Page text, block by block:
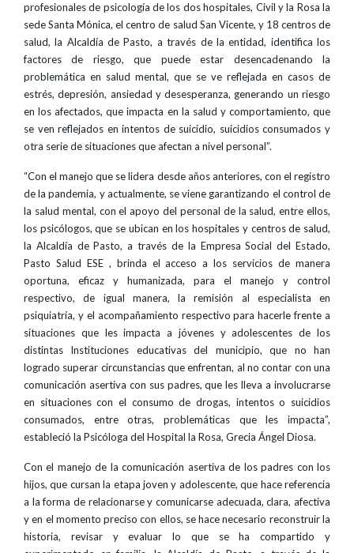
profesionales de psicología de los dos hospitales, Civil y la Rosa la
sede Santa Mónica, el centro de salud San Vicente, y 18 centros de
salud, la Alcaldía de Pasto, a través de la entidad, identifica los
factores de riesgo, que puede estar desencadenando la
problemática en salud mental, que se ve reflejada en casos de
estrés, depresión, ansiedad y desesperanza, generando un riesgo
en los afectados, que impacta en la salud y comportamiento, que
se ven reflejados en intentos de suicidio, suicidios consumados y
otra serie de situaciones que afectan a nivel personal”.
“Con el manejo que se lidera desde años anteriores, con el registro
de la pandemia, y actualmente, se viene garantizando el control de
la salud mental, con el apoyo del personal de la salud, entre ellos,
los psicólogos, que se ubican en los hospitales y centros de salud,
la Alcaldía de Pasto, a través de la Empresa Social del Estado,
Pasto Salud ESE , brinda el acceso a los servicios de manera
oportuna, eficaz y humanizada, para el manejo y control
respectivo, de igual manera, la remisión al especialista en
psiquiatría, y el acompañamiento respectivo para hacerle frente a
situaciones que les impacta a jóvenes y adolescentes de los
distintas Instituciones educativas del municipio, que no han
logrado superar circunstancias que enfrentan, al no contar con una
comunicación asertiva con sus padres, que les lleva a involucrarse
en situaciones con el consumo de drogas, intentos o suicidios
consumados, entre otras, problemáticas que les impacta”,
estableció la Psicóloga del Hospital la Rosa, Grecia Ángel Diosa.
Con el manejo de la comunicación asertiva de los padres con los
hijos, que cursan la etapa joven y adolescente, que hace referencia
a la forma de relacionarse y comunicarse adecuada, clara, afectiva
y en el momento preciso con ellos, se hace necesario reconstruir la
historia, revisar y evaluar lo que se ha compartido y